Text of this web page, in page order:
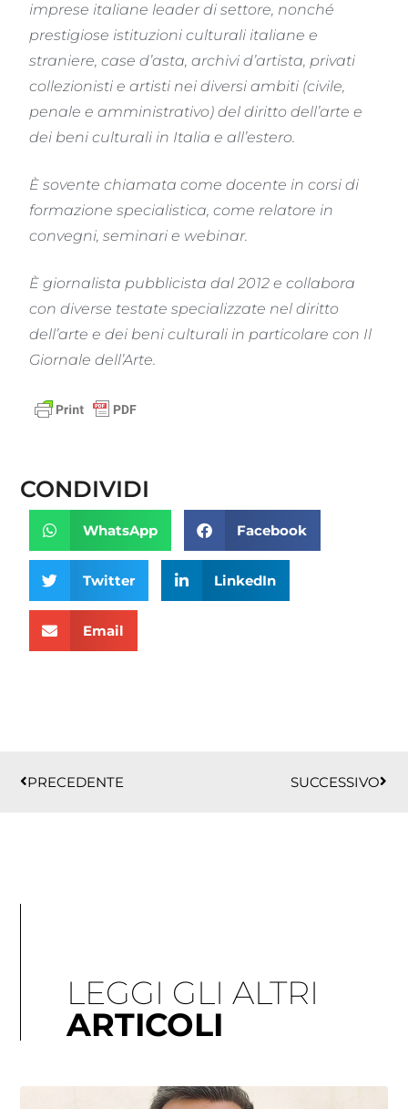
imprese italiane leader di settore, nonché
prestigiose istituzioni culturali italiane e
straniere, case d’asta, archivi d’artista, privati
collezionisti e artisti nei diversi ambiti (civile,
penale e amministrativo) del diritto dell’arte e
dei beni culturali in Italia e all’estero.
È sovente chiamata come docente in corsi di
formazione specialistica, come relatore in
convegni, seminari e webinar.
È giornalista pubblicista dal 2012 e collabora
con diverse testate specializzate nel diritto
dell’arte e dei beni culturali in particolare con Il
Giornale dell’Arte.
CONDIVIDI
WhatsApp Facebook
Twitter LinkedIn
Email
PRECEDENTE
SUCCESSIVO
LEGGI GLI ALTRI
ARTICOLI
Pagina
Pagina
Pagina
PaginaPagina